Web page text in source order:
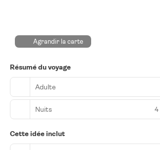
Agrandir la carte
Résumé du voyage
Adulte
Nuits 4
Cette idée inclut